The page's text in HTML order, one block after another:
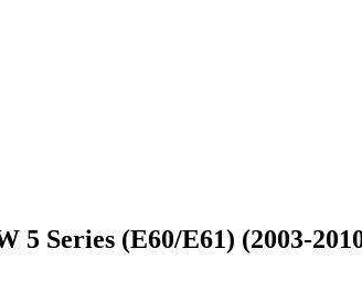
5 Series (E60/E61) (2003-